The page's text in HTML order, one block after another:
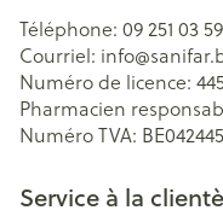
Téléphone: 09 251 03 59
Courriel: info@
Numéro de licence:
Pharmacien
Numéro TVA:
Service à la